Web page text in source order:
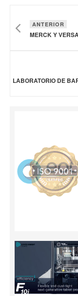
ANTERIOR